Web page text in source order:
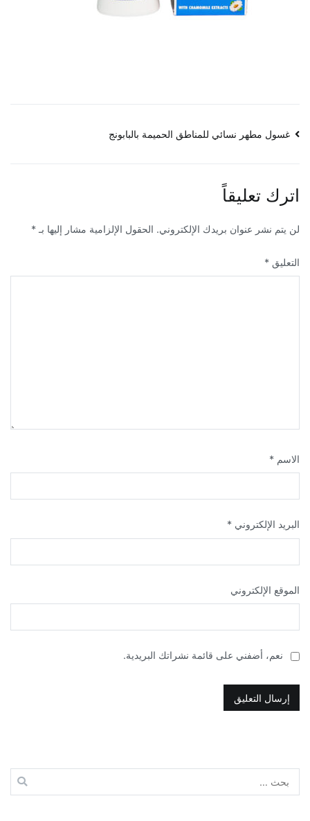
تصفّح
غسول مطهر نسائي للمناطق الحميمة بالبابونج
اترك تعليقاً
لن يتم نشر عنوان بريدك الإلكتروني. الحقول الإلزامية مشار إليها بـ *
التعليق *
الاسم *
البريد الإلكتروني *
الموقع الإلكتروني
نعم، أضفني على قائمة نشراتك البريدية.
عن: